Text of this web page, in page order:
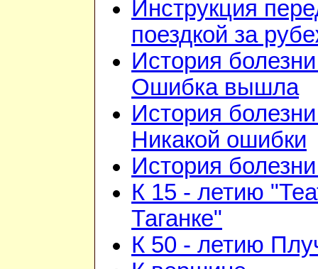
Инструкция
поездкой за
История
Ошибка вышла
История
Никакой ошибки
История
К 15 - летию
Таганке"
К 50 - летию